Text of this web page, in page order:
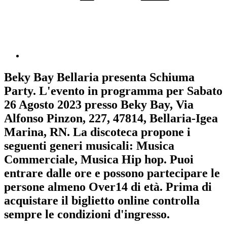
Beky Bay Bellaria presenta Schiuma
Party. L'evento in programma per Sabato
26 Agosto 2023 presso Beky Bay, Via
Alfonso Pinzon, 227, 47814, Bellaria-Igea
Marina, RN. La discoteca propone i
seguenti generi musicali: Musica
Commerciale, Musica Hip hop. Puoi
entrare dalle ore e possono partecipare le
persone almeno Over14 di età. Prima di
acquistare il biglietto online controlla
sempre le condizioni d'ingresso.